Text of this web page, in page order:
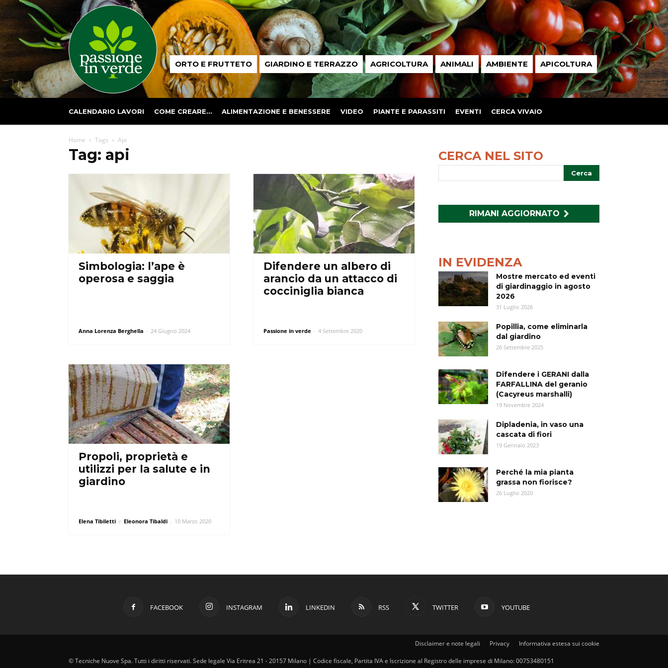
Passione
in ORTO E FRUTTETO GIARDINO E TERRAZZO AGRICOLTURA ANIMALI AMBIENTE APICOLTURA
CALENDARIO LAVORI COME CREARE… ALIMENTAZIONE E BENESSERE VIDEO PIANTE E PARASSITI EVENTI CERCA VIVAIO
Home Tags Api
Tag: api
Simbologia: l’ape è
operosa e saggia
Anna Lorenza Berghella - 24 Giugno 2024
Difendere un albero di
arancio da un attacco di
cocciniglia bianca
Passione in verde - 4 Settembre 2020
Propoli, proprietà e
utilizzi per la salute e in
giardino
Elena Tibiletti e Eleonora Tibaldi - 10 Marzo 2020
CERCA NEL SITO
RIMANI AGGIORNATO
IN EVIDENZA
Mostre mercato ed eventi
di giardinaggio in agosto
2026
31 Luglio 2026
Popillia, come eliminarla
dal giardino
26 Settembre 2025
Difendere i GERANI dalla
FARFALLINA del geranio
(Cacyreus marshalli)
19 Novembre 2024
Dipladenia, in vaso una
cascata di fiori
19 Gennaio 2023
Perché la mia pianta
grassa non fiorisce?
26 Luglio 2020
FACEBOOK INSTAGRAM LINKEDIN RSS TWITTER YOUTUBE
Disclaimer e note legali Privacy Informativa estesa sui cookie
© Tecniche Nuove Spa. Tutti i diritti riservati. Sede legale Via Eritrea 21 - 20157 Milano | Codice fiscale, Partita IVA e Iscrizione al Registro delle imprese di Milano: 00753480151